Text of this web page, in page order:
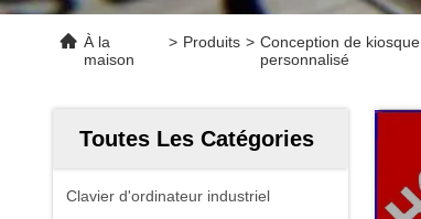
À la
maison
> Produits > Conception de kiosque
personnalisé
Toutes Les Catégories
Clavier d'ordinateur industriel